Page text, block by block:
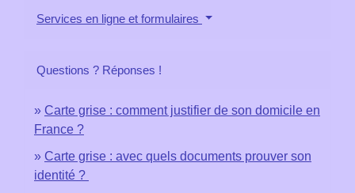
Services en ligne et formulaires
Questions ? Réponses !
Carte grise : comment justifier de son domicile en
France ?
Carte grise : avec quels documents prouver son
identité ?